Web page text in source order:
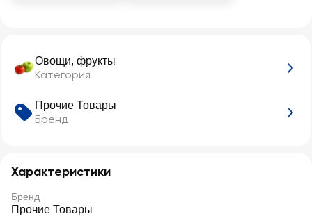
Овощи, фрукты
Категория
Прочие Товары
Бренд
Характеристики
Бренд
Прочие Товары